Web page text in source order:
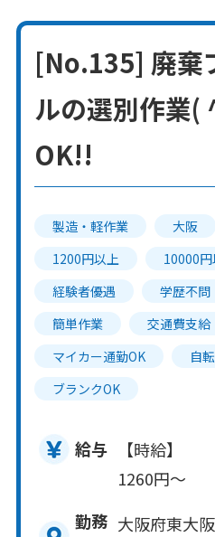
[No.135] 廃棄
ルの選別作業
OK!!
製造・軽作業 大阪
1200円以上
10000
経験者優遇
学歴不問
簡単作業
交通費支給
マイカー通勤OK
自
ブランクOK
給与
【時給】
1260円～
勤務 大阪府東大